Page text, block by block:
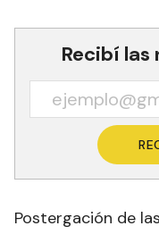
Recibí
Postergación de